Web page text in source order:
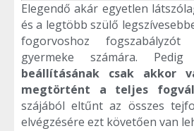
Elegendő akár egyetlen
és a legtöbb szülő
fogorvoshoz
gyermeke számára.
beállításának csak akkor
megtörtént a teljes
szájából eltűnt az összes
elvégzésére ezt követően van